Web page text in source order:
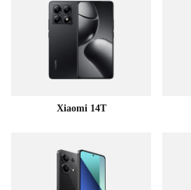
Xiaomi 14T